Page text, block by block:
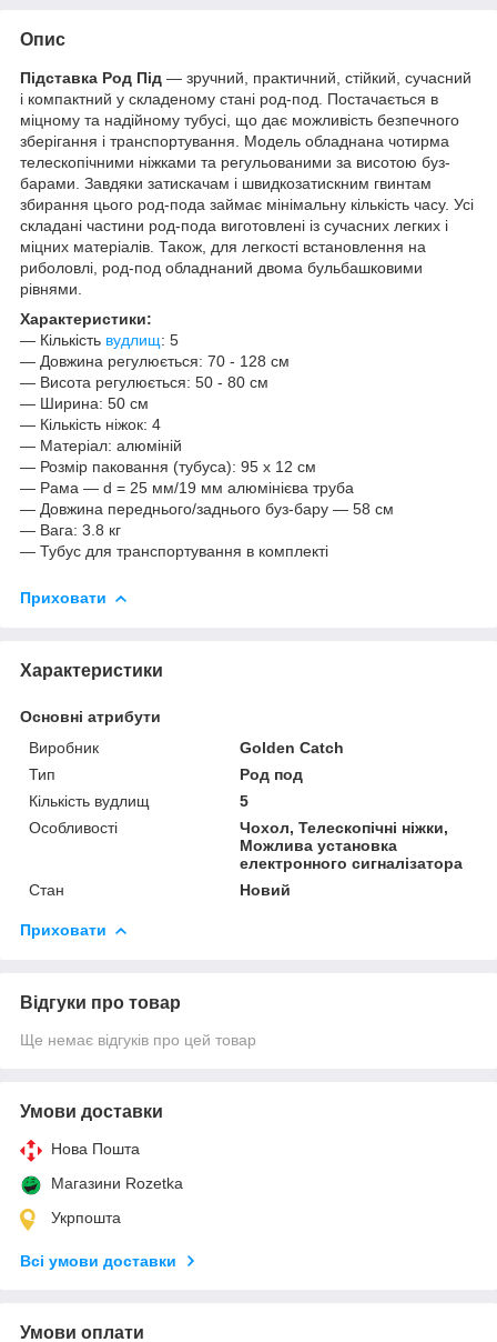
Опис
Підставка Род Під — зручний, практичний, стійкий, сучасний
і компактний у складеному стані род-под. Постачається в
міцному та надійному тубусі, що дає можливість безпечного
зберігання і транспортування. Модель обладнана чотирма
телескопічними ніжками та регульованими за висотою буз-
барами. Завдяки затискачам і швидкозатискним гвинтам
збирання цього род-пода займає мінімальну кількість часу. Усі
складані частини род-пода виготовлені із сучасних легких і
міцних матеріалів. Також, для легкості встановлення на
риболовлі, род-под обладнаний двома бульбашковими
рівнями.
Характеристики:
— Кількість вудлищ: 5
— Довжина регулюється: 70 - 128 см
— Висота регулюється: 50 - 80 см
— Ширина: 50 см
— Кількість ніжок: 4
— Матеріал: алюміній
— Розмір паковання (тубуса): 95 х 12 см
— Рама — d = 25 мм/19 мм алюмінієва труба
— Довжина переднього/заднього буз-бару — 58 см
— Вага: 3.8 кг
— Тубус для транспортування в комплекті
Приховати
Характеристики
Основні атрибути
Виробник
Golden Catch
Тип
Род под
Кількість вудлищ
5
Особливості
Чохол, Телескопічні ніжки,
Можлива установка
електронного сигналізатора
Стан
Новий
Приховати
Відгуки про товар
Ще немає відгуків про цей товар
Умови доставки
Нова Пошта
Магазини Rozetka
Укрпошта
Всі умови доставки
Умови оплати